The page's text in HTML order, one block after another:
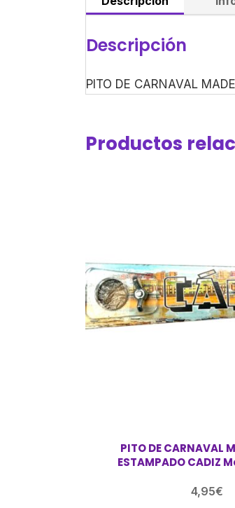
Descripción
PITO DE CARNAVAL
Productos
PITO DE CARNAVAL MADERA DM.
4,95€